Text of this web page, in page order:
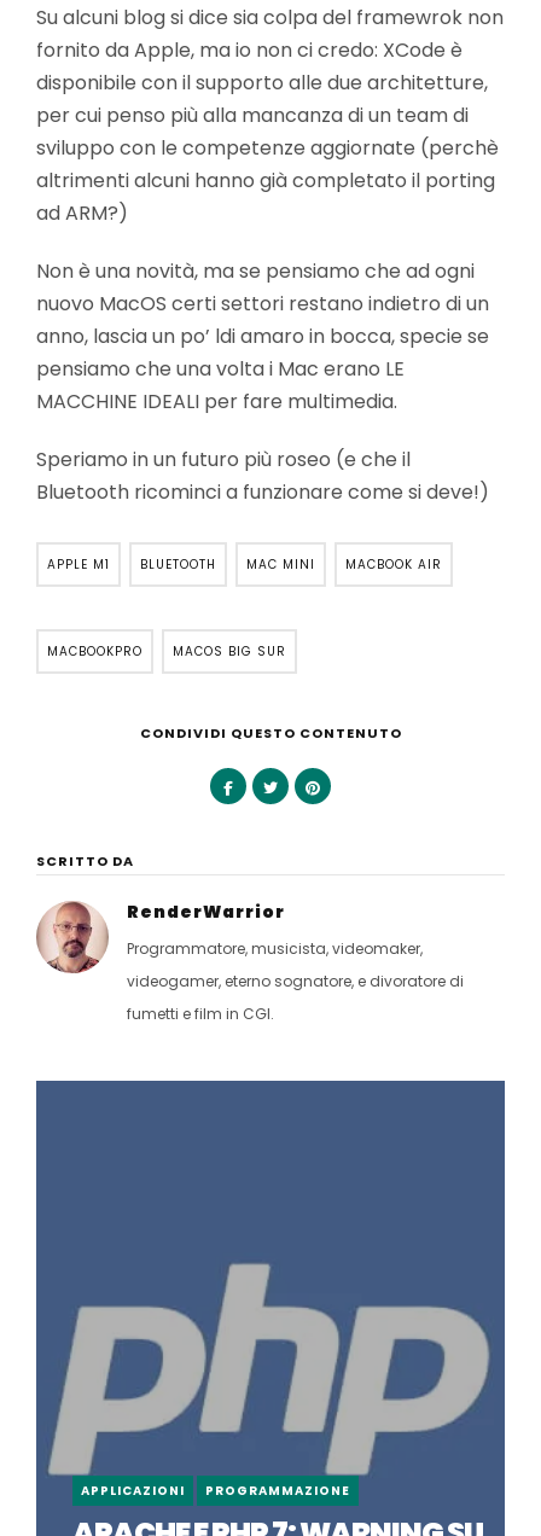
Su alcuni blog si dice sia colpa del framewrok non
fornito da Apple, ma io non ci credo: XCode è
disponibile con il supporto alle due architetture,
per cui penso più alla mancanza di un team di
sviluppo con le competenze aggiornate (perchè
altrimenti alcuni hanno già completato il porting
ad ARM?)
Non è una novità, ma se pensiamo che ad ogni
nuovo MacOS certi settori restano indietro di un
anno, lascia un po’ ldi amaro in bocca, specie se
pensiamo che una volta i Mac erano LE
MACCHINE IDEALI per fare multimedia.
Speriamo in un futuro più roseo (e che il
Bluetooth ricominci a funzionare come si deve!)
APPLE M1 BLUETOOTH MAC MINI MACBOOK AIR
MACBOOKPRO MACOS BIG SUR
CONDIVIDI QUESTO CONTENUTO
SCRITTO DA
RenderWarrior
Programmatore, musicista, videomaker,
videogamer, eterno sognatore, e divoratore di
fumetti e film in CGI.
APPLICAZIONI PROGRAMMAZIONE